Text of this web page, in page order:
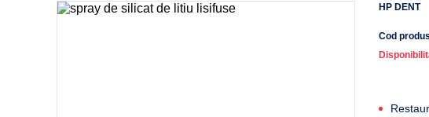
HP DENT
Cod